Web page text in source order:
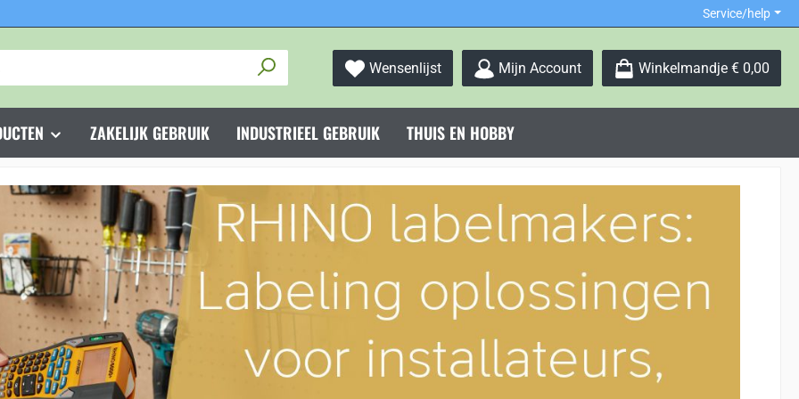
Service/help
WensenlijstJe hebt 0 items op je verlanglijstje
Mijn Account Winkelmandje € 0,00
ZAKELIJK GEBRUIK INDUSTRIEEL GEBRUIK THUIS EN HOBBY